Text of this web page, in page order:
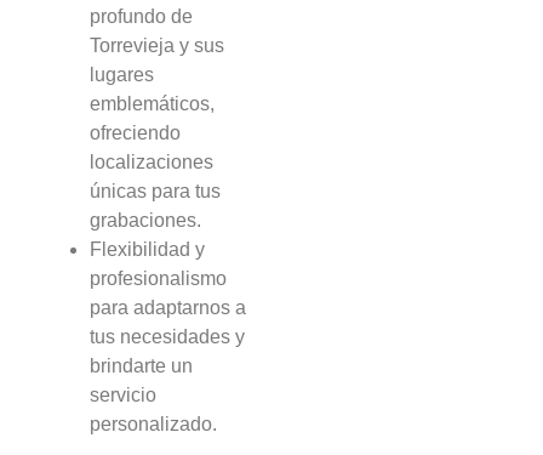
profundo de
Torrevieja y sus
lugares
emblemáticos,
ofreciendo
localizaciones
únicas para tus
grabaciones.
Flexibilidad y
profesionalismo
para adaptarnos a
tus necesidades y
brindarte un
servicio
personalizado.